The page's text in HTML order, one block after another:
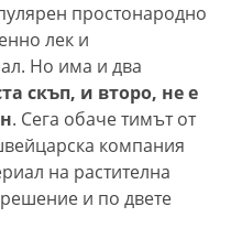
простонародно
лек и
Но има и два
скъп, и второ, не е
. Сега обаче тимът от
компания
на растителна
и по двете